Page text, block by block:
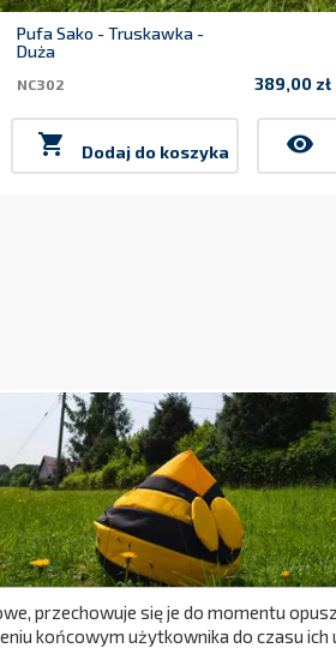
Pufa Sako - Truskawka -
Duża
NC302 389,00 zł
 Dodaj do koszyka visibility
przechowuje się je do momentu
końcowym użytkownika do czasu